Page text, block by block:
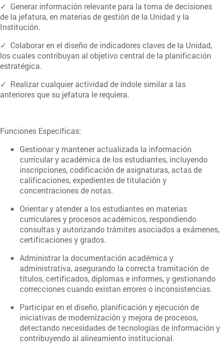
✓ Generar información relevante para la toma de decisiones
de la jefatura, en materias de gestión de la Unidad y la
Institución.
✓ Colaborar en el diseño de indicadores claves de la Unidad,
los cuales contribuyan al objetivo central de la planificación
estratégica.
✓ Realizar cualquier actividad de índole similar a las
anteriores que su jefatura le requiera.
Funciones Específicas:
Gestionar y mantener actualizada la información
curricular y académica de los estudiantes, incluyendo
inscripciones, codificación de asignaturas, actas de
calificaciones, expedientes de titulación y
concentraciones de notas.
Orientar y atender a los estudiantes en materias
curriculares y procesos académicos, respondiendo
consultas y autorizando trámites asociados a exámenes,
certificaciones y grados.
Administrar la documentación académica y
administrativa, asegurando la correcta tramitación de
títulos, certificados, diplomas e informes, y gestionando
correcciones cuando existan errores o inconsistencias.
Participar en el diseño, planificación y ejecución de
iniciativas de modernización y mejora de procesos,
detectando necesidades de tecnologías de información y
contribuyendo al alineamiento institucional.